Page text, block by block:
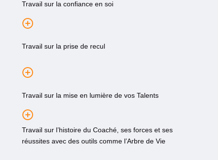
Travail sur la confiance en soi
Travail sur la prise de recul
Travail sur la mise en lumière de vos Talents
Travail sur l’histoire du Coaché, ses forces et ses
réussites avec des outils comme l’Arbre de Vie